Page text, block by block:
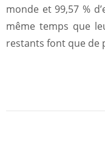
monde et 99,57 %
même temps que
restants font que de